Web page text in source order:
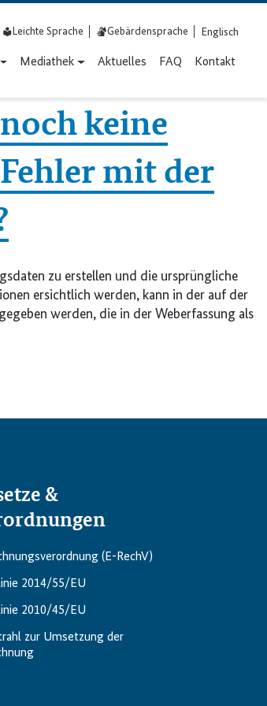
Leichte Sprache Gebärdensprache Englisch
Mediathek Aktuelles FAQ Kontakt
keine
mit der
zu erstellen und die ursprüngliche
ersichtlich werden, kann in der auf der
werden, die in der Weberfassung als
&
(E-RechV)
2014/55/EU
2010/45/EU
zur Umsetzung der